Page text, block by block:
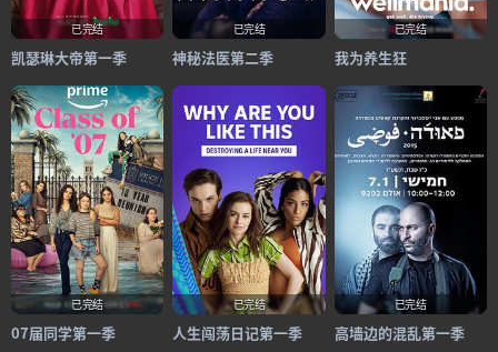
已完结
凯瑟琳大帝第一季
已完结
神秘法医第二季
已完结
我为养生狂
已完结
07届同学第一季
已完结
人生闯荡日记第一季
已完结
高墙边的混乱第一季